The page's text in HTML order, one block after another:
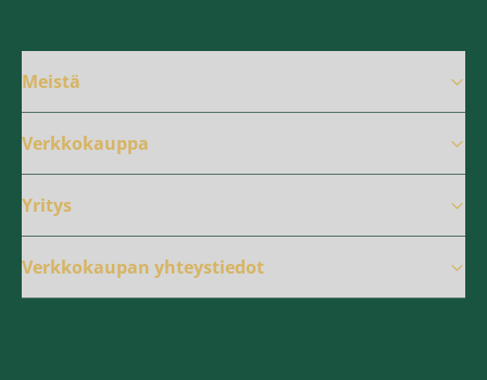
Meistä
Verkkokauppa
Yritys
Verkkokaupan yhteystiedot